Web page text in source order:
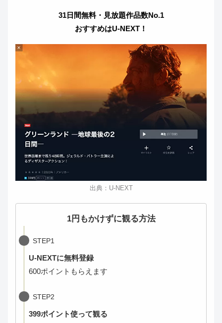
31日間無料・見放題作品数No.1
おすすめはU-NEXT！
出典：U-NEXT
1円もかけずに観る方法
STEP1
U-NEXTに無料登録
600ポイントもらえます
STEP2
399ポイント使って観る